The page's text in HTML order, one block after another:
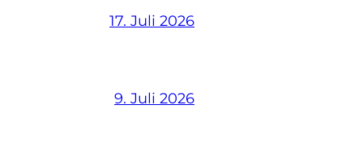
17. Juli 2026
9. Juli 2026